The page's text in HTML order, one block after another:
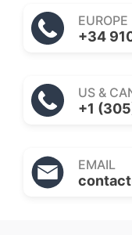
EUROPE
+34
US &
+1
EMAIL